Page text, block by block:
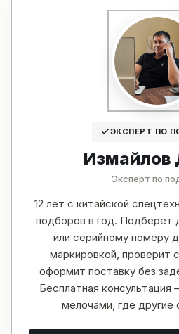
ЭКСПЕРТ ПО
Измайлов
Эксперт по
12 лет с китайской
подборов в год. Подберёт
или серийному номеру
маркировкой, проверит
оформит поставку без
Бесплатная
мелочами, где другие